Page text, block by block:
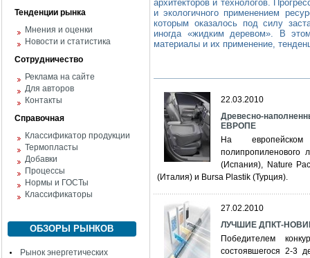
Тенденции рынка
Мнения и оценки
Новости и статистика
Сотрудничество
Реклама на сайте
Для авторов
Контакты
Справочная
Классификатор продукции
Термопласты
Добавки
Процессы
Нормы и ГОСТы
Классификаторы
ОБЗОРЫ РЫНКОВ
Рынок энергетических
архитекторов и технологов.
и экологичного применением
которым оказалось под силу
иногда «жидким деревом». В
материалы и их применение,
22.03.2010
Древесно-
ЕВРОПЕ
На европейском
полипропиленового
(Испания), Nature
(Италия) и Bursa Plastik (Турция).
27.02.2010
ЛУЧШИЕ ДПКТ-
Победителем
состоявшегося 2-3